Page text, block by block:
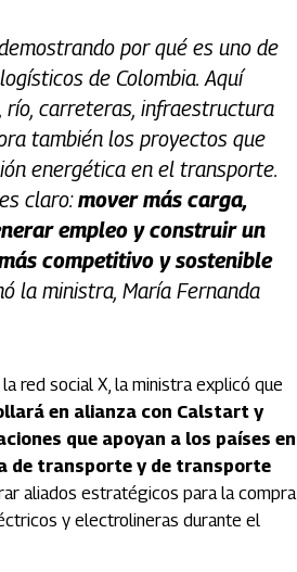
por qué es uno de
de Colombia. Aquí
río, carreteras, infraestructura
también los proyectos que
energética en el transporte.
claro:mover más carga,
empleo y construir un
competitivo y sostenible
la ministra, María Fernanda
red social X, la ministra explicó que
en alianza con Calstart y
que apoyan a los países en
de transporte y de transporte
aliados estratégicos para la compra
y electrolineras durante el